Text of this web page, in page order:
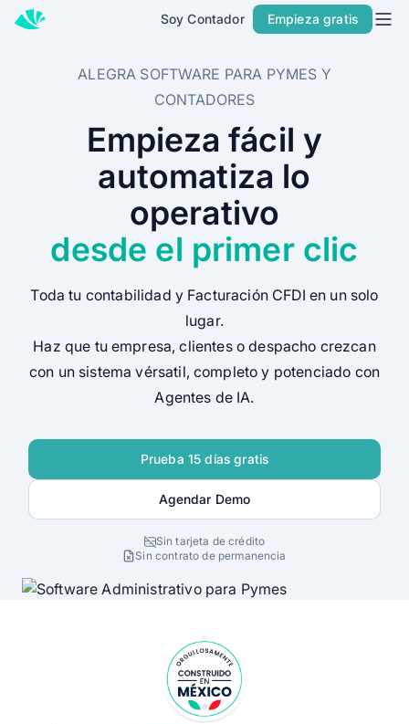
Soy Contador Empieza gratis
Inicio
Soy Contador
MÁS SOLUCIONES PARA TU NEGOCIO
Alegra Facturación
PARA CONTADORES
Alegra para Contadores
ALEGRA SOFTWARE PARA PYMES Y
CONTADORES
Empieza fácil y
automatiza lo
operativo
desde el primer clic
Toda tu contabilidad y Facturación CFDI en un solo
lugar.
Haz que tu empresa, clientes o despacho crezcan
con un sistema vérsatil, completo y potenciado con
Agentes de IA.
Prueba 15 días gratis
Agendar Demo
Sin tarjeta de crédito
Sin contrato de permanencia